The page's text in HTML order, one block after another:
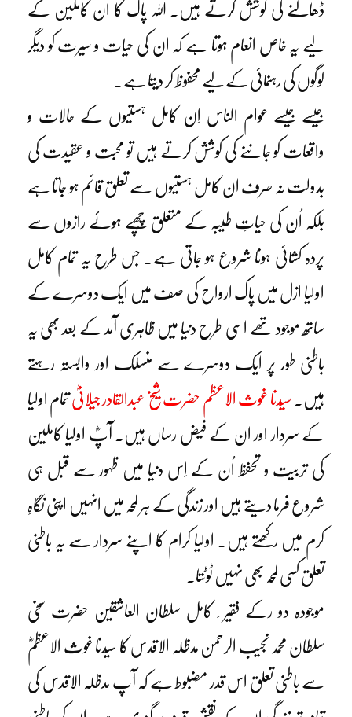
ڈھالنے کی کوشش کرتے ہیں۔ اللہ پاک کا ان کاملین کے
لیے یہ خاص انعام ہوتا ہے کہ ان کی حیات و سیرت کو دیگر
لوگوں کی رہنمائی کے لیے محفوظ کر دیتا ہے۔
جیسے جیسے عوام الناس اِن کامل ہستیوں کے حالات و
واقعات کو جاننے کی کوشش کرتے ہیں تو محبت و عقیدت کی
بدولت نہ صرف ان کامل ہستیوں سے تعلق قائم ہو جاتا ہے
بلکہ اُن کی حیاتِ طیبہ کے متعلق چُھپے ہوئے رازوں سے
پردہ کشائی ہونا شروع ہو جاتی ہے۔ جس طرح یہ تمام کامل
اولیا ازل میں پاک ارواح کی صف میں ایک دوسرے کے
ساتھ موجود تھے اسی طرح دنیا میں ظاہری آمد کے بعد بھی یہ
باطنی طور پر ایک دوسرے سے منسلک اور وابستہ رہتے
ہیں۔ سیّدنا غوث الاعظم حضرت شیخ عبدالقادر جیلانیؓتمام اولیا
کے سردار اور ان کے فیض رساں ہیں۔ آپؓ اولیا کاملین
کی تربیت و تحفظ اُن کے اِس دنیا میں ظہور سے قبل ہی
شروع فرما دیتے ہیں اور زندگی کے ہر لمحہ میں انہیں اپنی نگاہِ
کرم میں رکھتے ہیں۔ اولیا کرام کا اپنے سردار سے یہ باطنی
تعلق کسی لمحہ بھی نہیں ٹوٹتا۔
موجودہ دو رکے فقیر ِ کامل سلطان العاشقین حضرت سخی
سلطان محمد نجیب الرحمن مدظلہ الاقدس کا سیّدنا غوث الاعظمؓ
سے باطنی تعلق اس قدر مضبوط ہے کہ آپ مدظلہ الاقدس کی